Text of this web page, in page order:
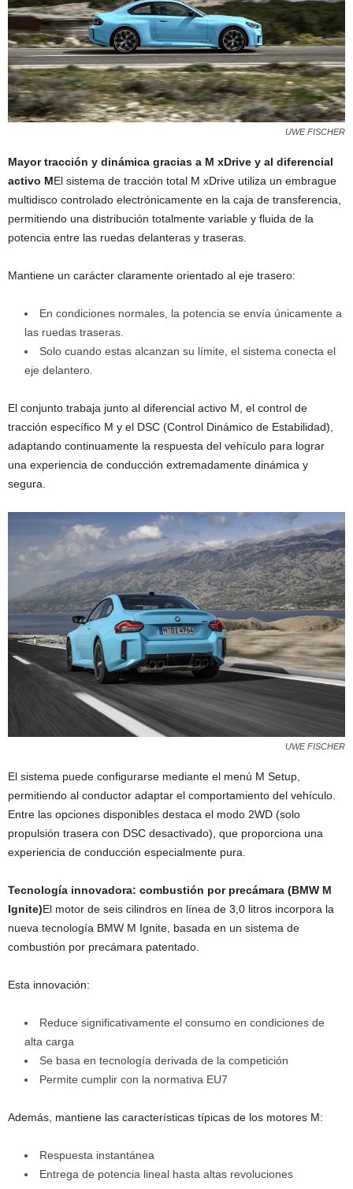
UWE FISCHER
Mayor tracción y dinámica gracias a M xDrive y al diferencial
activo MEl sistema de tracción total M xDrive utiliza un embrague
multidisco controlado electrónicamente en la caja de transferencia,
permitiendo una distribución totalmente variable y fluida de la
potencia entre las ruedas delanteras y traseras.
Mantiene un carácter claramente orientado al eje trasero:
En condiciones normales, la potencia se envía únicamente a
las ruedas traseras.
Solo cuando estas alcanzan su límite, el sistema conecta el
eje delantero.
El conjunto trabaja junto al diferencial activo M, el control de
tracción específico M y el DSC (Control Dinámico de Estabilidad),
adaptando continuamente la respuesta del vehículo para lograr
una experiencia de conducción extremadamente dinámica y
segura.
UWE FISCHER
El sistema puede configurarse mediante el menú M Setup,
permitiendo al conductor adaptar el comportamiento del vehículo.
Entre las opciones disponibles destaca el modo 2WD (solo
propulsión trasera con DSC desactivado), que proporciona una
experiencia de conducción especialmente pura.
Tecnología innovadora: combustión por precámara (BMW M
Ignite)El motor de seis cilindros en línea de 3,0 litros incorpora la
nueva tecnología BMW M Ignite, basada en un sistema de
combustión por precámara patentado.
Esta innovación:
Reduce significativamente el consumo en condiciones de
alta carga
Se basa en tecnología derivada de la competición
Permite cumplir con la normativa EU7
Además, mantiene las características típicas de los motores M:
Respuesta instantánea
Entrega de potencia lineal hasta altas revoluciones